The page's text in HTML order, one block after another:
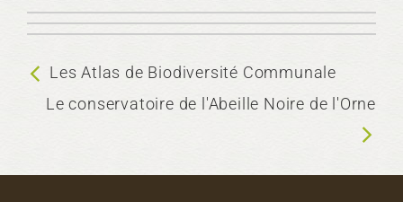
Les Atlas de Biodiversité Communale
Le conservatoire de l'Abeille Noire de l'Orne